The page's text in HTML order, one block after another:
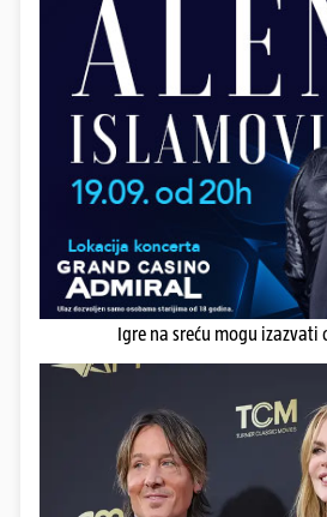
Igre na sreću mogu izazvati